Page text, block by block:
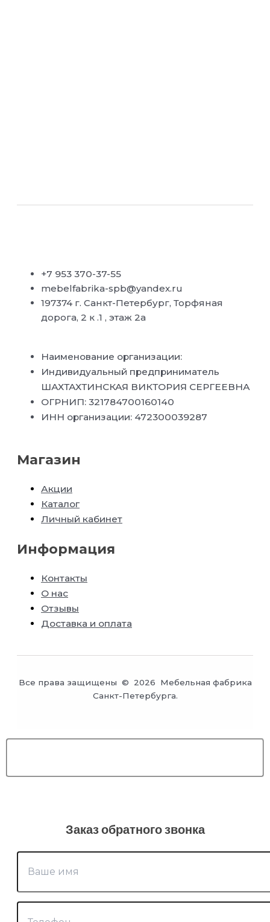
+7 953 370-37-55
mebelfabrika-spb@yandex.ru
197374 г. Санкт-Петербург, Торфяная
дорога, 2 к .1 , этаж 2а
Наименование организации:
Индивидуальный предприниматель
ШАХТАХТИНСКАЯ ВИКТОРИЯ СЕРГЕЕВНА
ОГРНИП: 321784700160140
ИНН организации: 472300039287
Магазин
Акции
Каталог
Личный кабинет
Информация
Контакты
О нас
Отзывы
Доставка и оплата
Все права защищены © 2026 Мебельная фабрика
Санкт-Петербурга.
Заказ обратного звонка